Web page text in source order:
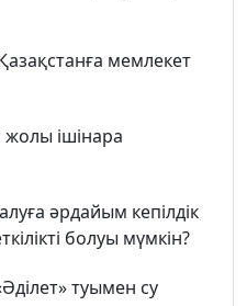
мемлекет
ішінара
әрдайым кепілдік
болуы мүмкін?
туымен су